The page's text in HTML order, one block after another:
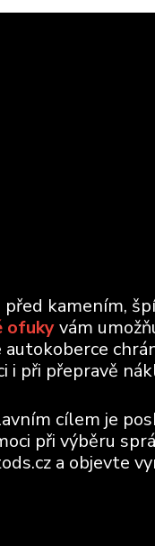
kamením,
ofukyvám
i při přepravě
cílem je
při výběru
a objevte